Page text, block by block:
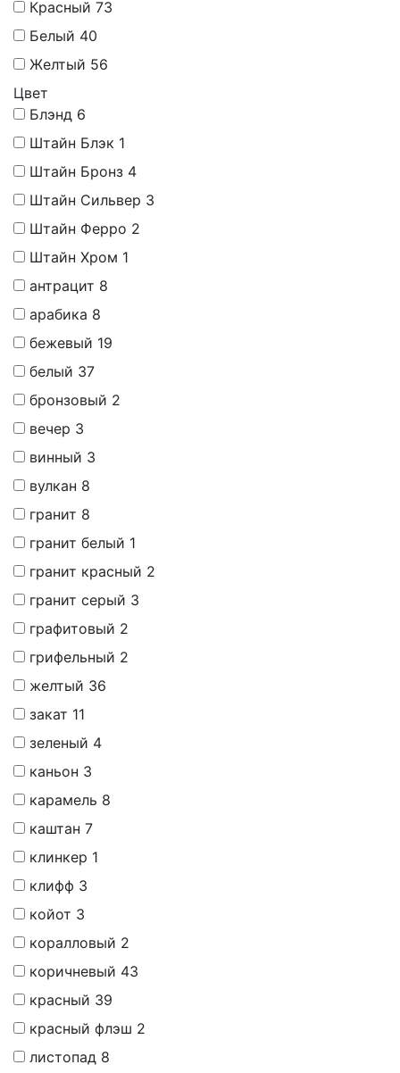
Красный 73
Белый 40
Желтый 56
Цвет
Блэнд 6
Штайн Блэк 1
Штайн Бронз 4
Штайн Сильвер 3
Штайн Ферро 2
Штайн Хром 1
антрацит 8
арабика 8
бежевый 19
белый 37
бронзовый 2
вечер 3
винный 3
вулкан 8
гранит 8
гранит белый 1
гранит красный 2
гранит серый 3
графитовый 2
грифельный 2
желтый 36
закат 11
зеленый 4
каньон 3
карамель 8
каштан 7
клинкер 1
клифф 3
койот 3
коралловый 2
коричневый 43
красный 39
красный флэш 2
листопад 8